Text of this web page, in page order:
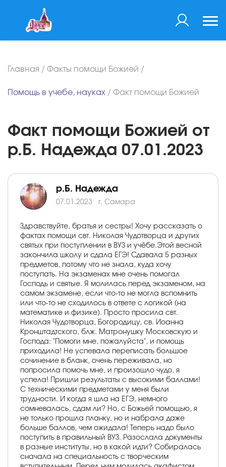
Главная / Факты помощи Божией /
Помощь в учебе, науках / Факт помощи Божией
Факт помощи Божией от
р.Б. Надежда 07.01.2023
р.Б. Надежда
07.01.2023 г. Самара
Здравствуйте, братья и сестры! Хочу рассказать о
фактах помощи свт. Николая Чудотворца и других
святых при поступлении в ВУЗ и учёбе.Этой весной
закончила школу и сдала ЕГЭ! Сдавала 5 разных
предметов, потому что не знала, куда хочу
поступать. На экзаменах мне очень помогал
Господь и святые. Я молилась перед экзаменом, на
самом экзамене, если что-то не могла вспомнить
или что-то не сходилось в ответе с логикой (на
математике и физике). Просто просила свт.
Николая Чудотворца, Богородицу, св. Иоанна
Кронштадтского, блж. Матронушку Московскую и
Господа: "Помоги мне, пожалуйста", и помощь
приходила! Не успевала переписать большое
сочинение в бланк, очень переживала, но
попросила помочь мне, и произошло чудо, я
успела! Пришли результаты с высокими баллами!
С техническими предметами у меня были
трудности. И когда я шла на ЕГЭ, немного
сомневалась, сдам ли? Но, с Божьей помощью, я
не только прошла планку, но и набрала даже
больше баллов, чем ожидала! Теперь надо было
поступить в правильный ВУЗ. Разослала документы
в разные институты, но в какой идти? Собиралась
сначала на специальность с творческим